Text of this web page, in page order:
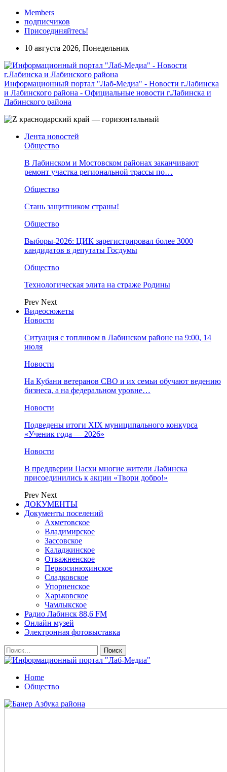
Members
подписчиков
Присоединяйтесь!
10 августа 2026, Понедельник
Информационный портал "Лаб-Медиа" - Новости г.Лабинска
и Лабинского района - Официальные новости г.Лабинска и
Лабинского района
Лента новостей
Общество
В Лабинском и Мостовском районах заканчивают
ремонт участка региональной трассы по…
Общество
Стань защитником страны!
Общество
Выборы-2026: ЦИК зарегистрировал более 3000
кандидатов в депутаты Госдумы
Общество
Технологическая элита на страже Родины
Prev Next
Видеосюжеты
Новости
Ситуация с топливом в Лабинском районе на 9:00, 14
июля
Новости
На Кубани ветеранов СВО и их семьи обучают ведению
бизнеса, а на федеральном уровне…
Новости
Подведены итоги XIX муниципального конкурса
«Ученик года — 2026»
Новости
В преддверии Пасхи многие жители Лабинска
присоединились к акции «Твори добро!»
Prev Next
ДОКУМЕНТЫ
Документы поселений
Ахметовское
Владимирское
Зассовское
Каладжинское
Отважненское
Первосинюхинское
Сладковское
Упорненское
Харьковское
Чамлыкское
Радио Лабинск 88,6 FM
Онлайн музей
Электронная фотовыставка
Home
Общество